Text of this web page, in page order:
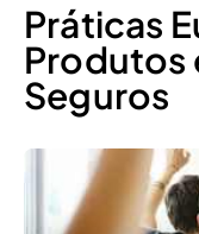
Práticas
Produtos
Seguros